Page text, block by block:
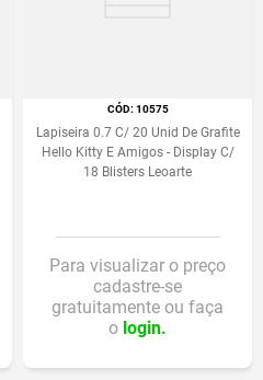
:10575
Lapiseira 0.7 C/ 20 Unid De Grafite
Hello Kitty E Amigos - Display C/
18 Blisters Leoarte
Para visualizar o preço
cadastre-se
gratuitamente ou faça
o login.